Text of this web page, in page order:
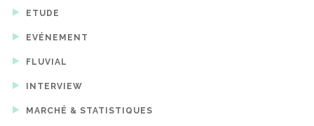
ETUDE
EVÉNEMENT
FLUVIAL
INTERVIEW
MARCHÉ & STATISTIQUES